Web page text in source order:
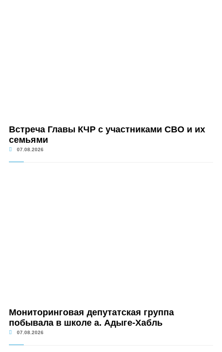
Встреча Главы КЧР с участниками СВО и их
семьями
07.08.2026
Мониторинговая депутатская группа
побывала в школе а. Адыге-Хабль
07.08.2026